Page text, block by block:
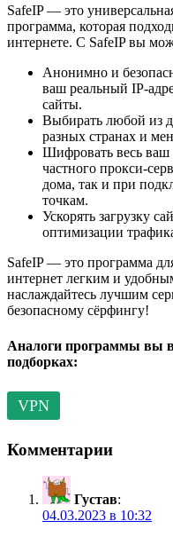
SafeIP — это
программа, которая
интернете. С SafeIP вы
Анонимно и
ваш реальный IP-
сайты.
Выбирать любой из
разных странах и
Шифровать весь
частного прокси-
дома, так и при
точкам.
Ускорять загрузку
оптимизации
SafeIP — это программа
интернет легким и
наслаждайтесь лучшим
безопасному сёрфингу!
Аналоги программы вы
подборках:
VPN
Комментарии
Густав:
04.03.2023 в 10:32